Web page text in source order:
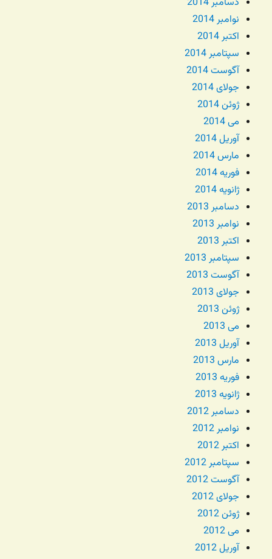
نوامبر 2014
اکتبر 2014
سپتامبر 2014
آگوست 2014
جولای 2014
ژوئن 2014
می 2014
آوریل 2014
مارس 2014
فوریه 2014
ژانویه 2014
دسامبر 2013
نوامبر 2013
اکتبر 2013
سپتامبر 2013
آگوست 2013
جولای 2013
ژوئن 2013
می 2013
آوریل 2013
مارس 2013
فوریه 2013
ژانویه 2013
دسامبر 2012
نوامبر 2012
اکتبر 2012
سپتامبر 2012
آگوست 2012
جولای 2012
ژوئن 2012
می 2012
آوریل 2012